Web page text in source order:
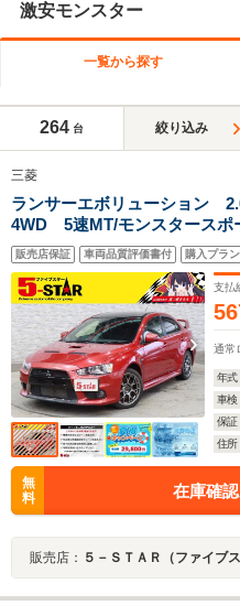
激安モンスター
一覧から探す
264 台 絞り込み
三菱
ランサーエボリューション
4WD 5速MT/モンスタースポ
ー/前後ブレンボキャリパー/
ー/スマートキー/ETC/横滑り
メラ/地デジ/純正AW
販売店保証 車両品質評価書付 購入プラ
支払
通常
年式
車検
保証
住所
無
料
在庫確
販売店： ５－ＳＴＡＲ（ファイブ